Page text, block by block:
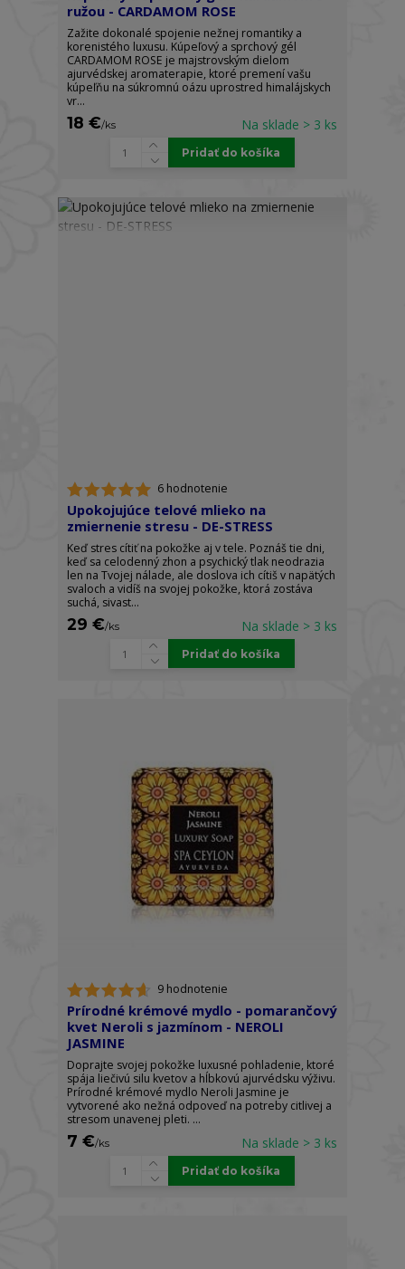
ružou - CARDAMOM ROSE
Zažite dokonalé spojenie nežnej romantiky a
korenistého luxusu. Kúpeľový a sprchový gél
CARDAMOM ROSE je majstrovským dielom
ajurvédskej aromaterapie, ktoré premení vašu
kúpeľňu na súkromnú oázu uprostred himalájskych
vr...
18 €/ks Na sklade > 3 ks
Pridať do košíka
6 hodnotenie
Upokojujúce telové mlieko na
zmiernenie stresu - DE-STRESS
Keď stres cítiť na pokožke aj v tele. Poznáš tie dni,
keď sa celodenný zhon a psychický tlak neodrazia
len na Tvojej nálade, ale doslova ich cítiš v napätých
svaloch a vidíš na svojej pokožke, ktorá zostáva
suchá, sivast...
29 €/ks Na sklade > 3 ks
Pridať do košíka
9 hodnotenie
Prírodné krémové mydlo - pomarančový
kvet Neroli s jazmínom - NEROLI
JASMINE
Doprajte svojej pokožke luxusné pohladenie, ktoré
spája liečivú silu kvetov a hĺbkovú ajurvédsku výživu.
Prírodné krémové mydlo Neroli Jasmine je
vytvorené ako nežná odpoveď na potreby citlivej a
stresom unavenej pleti. ...
7 €/ks Na sklade > 3 ks
Pridať do košíka